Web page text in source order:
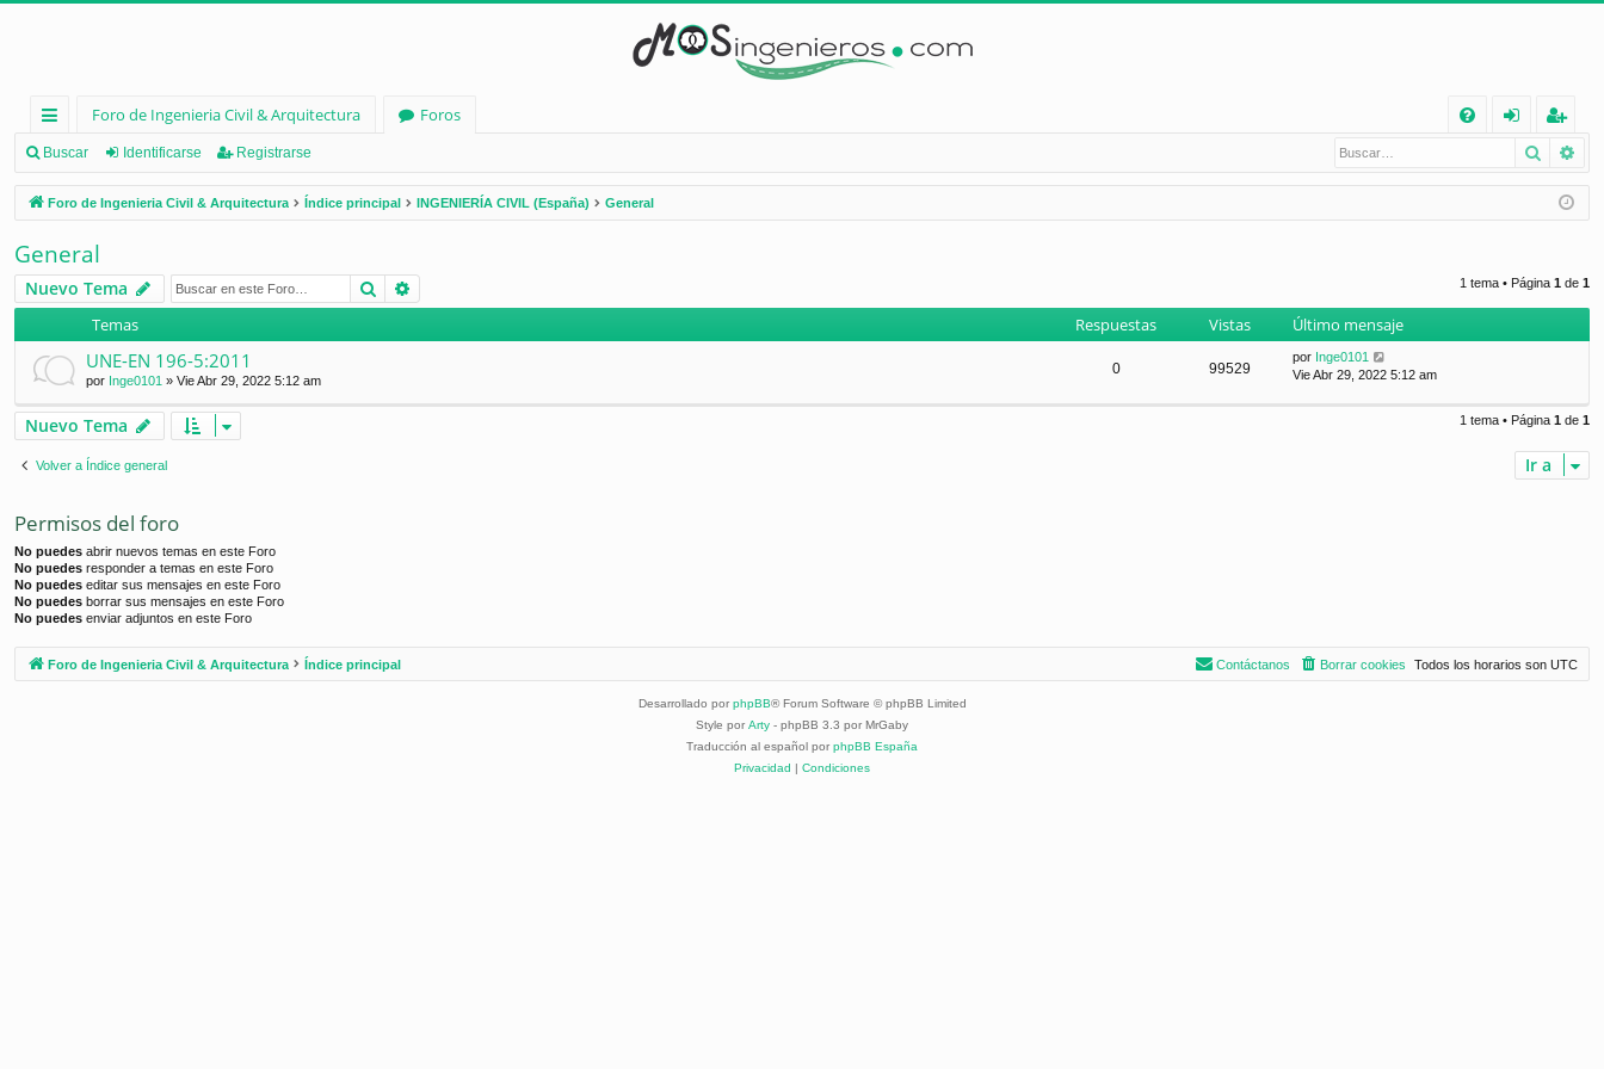
nl
ac
es
rá
pi
d
os
Foro de Ingenieria Civil & Arquitectura
Foros
Q
nt
ifi
e
eg
ist
ra
Buscar Identificarse Registrarse Buscar
Foro de Ingenieria Civil & Arquitectura Índice principal INGENIERÍA CIVIL (España) General
General
Nuevo Tema Buscar 1 tema • Página 1 de 1
Temas Respuestas Vistas Último mensaje
UNE-EN 196-5:2011
por Inge0101 » Vie Abr 29, 2022 5:12 am
0 99529
por Inge0101
Vie Abr 29, 2022 5:12 am
Nuevo Tema 1 tema • Página 1 de 1
Volver a Índice general Ir a
Permisos del foro
No puedes abrir nuevos temas en este Foro
No puedes responder a temas en este Foro
No puedes editar sus mensajes en este Foro
No puedes borrar sus mensajes en este Foro
No puedes enviar adjuntos en este Foro
Foro de Ingenieria Civil & Arquitectura Índice principal Todos los horarios son UTC
Borrar cookies
Contáctanos
Desarrollado por phpBB® Forum Software © phpBB Limited
Style por Arty - phpBB 3.3 por MrGaby
Traducción al español por phpBB España
Privacidad | Condiciones